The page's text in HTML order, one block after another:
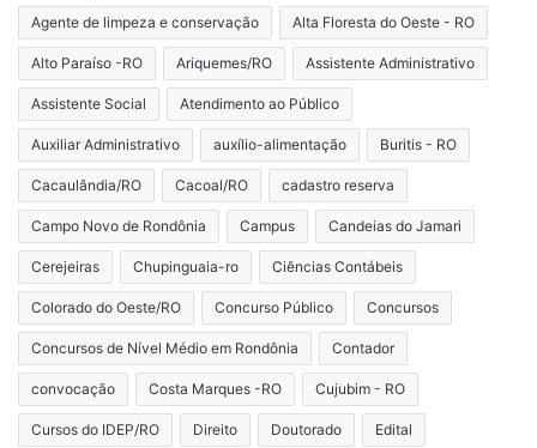
Agente de limpeza e conservação Alta Floresta do Oeste - RO
Alto Paraíso -RO Ariquemes/RO Assistente Administrativo
Assistente Social Atendimento ao Público
Auxiliar Administrativo auxílio-alimentação Buritis - RO
Cacaulândia/RO Cacoal/RO cadastro reserva
Campo Novo de Rondônia Campus Candeias do Jamari
Cerejeiras Chupinguaia-ro Ciências Contábeis
Colorado do Oeste/RO Concurso Público Concursos
Concursos de Nível Médio em Rondônia Contador
convocação Costa Marques -RO Cujubim - RO
Cursos do IDEP/RO Direito Doutorado Edital